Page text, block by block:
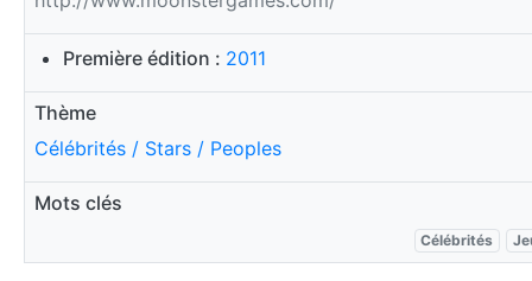
Première édition : 2011
Thème
Célébrités / Stars / Peoples
Mots clés
Célébrités